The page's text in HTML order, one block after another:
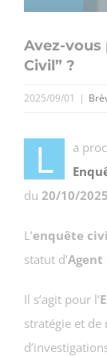
Avez-vous
Civil” ?
2025/09/01 |
L a
du 20/10/
L’enquête
statut d’Agent
Il s’agit pour l’
stratégie et